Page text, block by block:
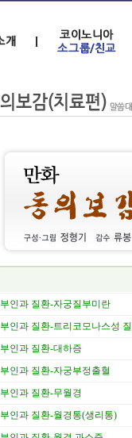
부인과 질환-자궁질부미란
부인과 질환-트리코모나스성
부인과 질환-대하증
부인과 질환-자궁부정출혈
부인과 질환-무월경
부인과 질환-월경통(생리통)